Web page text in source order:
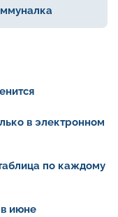
в электронном
по каждому
июне